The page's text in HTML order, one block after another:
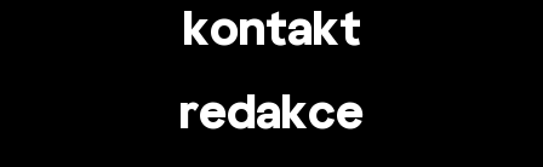
kontakt
redakce